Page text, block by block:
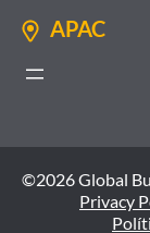
APAC
©2026 Global
Privacy